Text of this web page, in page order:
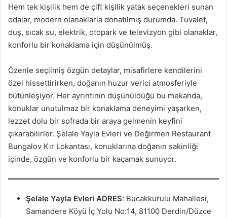
Hem tek kişilik hem de çift kişilik yatak seçenekleri sunan
odalar, modern olanaklarla donatılmış durumda. Tuvalet,
duş, sıcak su, elektrik, otopark ve televizyon gibi olanaklar,
konforlu bir konaklama için düşünülmüş.
Özenle seçilmiş özgün detaylar, misafirlere kendilerini
özel hissettirirken, doğanın huzur verici atmosferiyle
bütünleşiyor. Her ayrıntının düşünüldüğü bu mekanda,
konuklar unutulmaz bir konaklama deneyimi yaşarken,
lezzet dolu bir sofrada bir araya gelmenin keyfini
çıkarabilirler. Şelale Yayla Evleri ve Değirmen Restaurant
Bungalov Kır Lokantası, konuklarına doğanın sakinliği
içinde, özgün ve konforlu bir kaçamak sunuyor.
Şelale Yayla Evleri ADRES: Bucakkurulu Mahallesi,
Samandere Köyü İç Yolu No:14, 81100 Derdin/Düzce